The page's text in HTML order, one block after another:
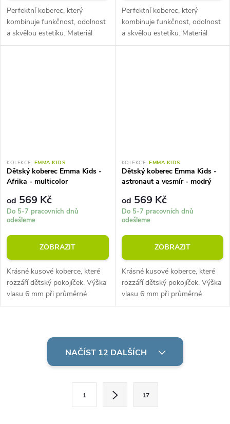
Perfektní koberec, který
kombinuje funkčnost, odolnost
a skvělou estetiku. Materiál
polyester (odolný vůči zašpinění
Perfektní koberec, který
kombinuje funkčnost, odolnost
a skvělou estetiku. Materiál
polyester (odolný vůči zašpinění
KOLEKCE: EMMA KIDS
Dětský koberec Emma Kids -
Afrika - multicolor
od 569 Kč
Do 5-7 pracovních dnů
odešleme
ZOBRAZIT
Krásné kusové koberce, které
rozzáří dětský pokojíček. Výška
vlasu 6 mm při průměrné
hmotnosti 900 g/m2. Velmi
KOLEKCE: EMMA KIDS
Dětský koberec Emma Kids -
astronaut a vesmír - modrý
od 569 Kč
Do 5-7 pracovních dnů
odešleme
ZOBRAZIT
Krásné kusové koberce, které
rozzáří dětský pokojíček. Výška
vlasu 6 mm při průměrné
hmotnosti 900 g/m2. Velmi
NAČÍST 12 DALŠÍCH
1 17